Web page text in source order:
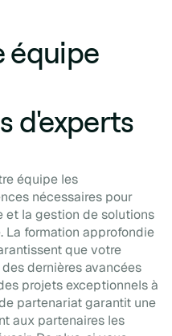
équipe
d'experts
équipe les
nécessaires pour
et la gestion de solutions
formation approfondie
que votre
dernières avancées
projets exceptionnels à
partenariat garantit une
aux partenaires les